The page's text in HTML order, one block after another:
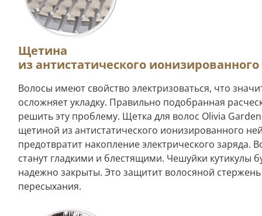
Щетина
из антистатического
Волосы имеют свойство электризоваться, что
осложняет укладку. Правильно подобранная
решить эту проблему. Щетка для волос Olivia
щетиной из антистатического ионизированного
предотвратит накопление электрического заряда.
станут гладкими и блестящими. Чешуйки кутикулы
надежно закрыты. Это защитит волосяной
пересыхания.